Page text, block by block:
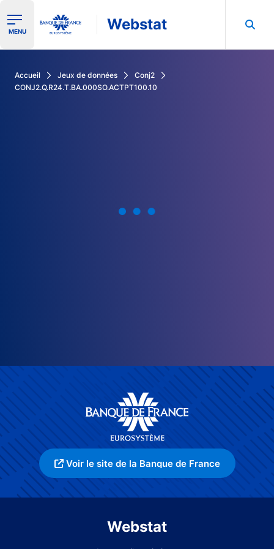
Ouvrir le menu de navigation
MENU Webstat
Accueil Jeux de données
Conj2
CONJ2.Q.R24.T.BA.000SO.ACTPT100.10
Voir le site de la Banque de France
Webstat